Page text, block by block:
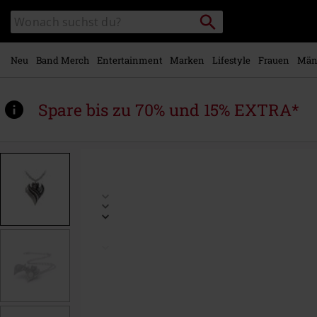
Hauptinhalt
springen
Katalog
durchsuchen
Packstation
suchen
Neu Band Merch Entertainment Marken Lifestyle Frauen
Spare bis zu 70% und 15% EXTRA*
www.emp.at/p/darken-
570975St.html